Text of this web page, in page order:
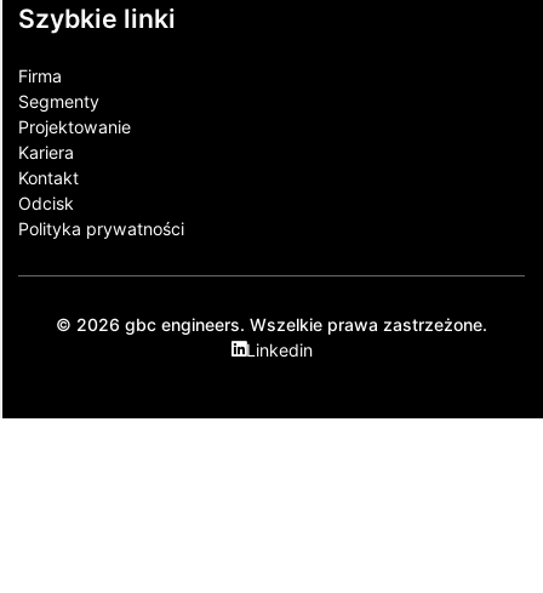
Szybkie linki
Firma
Segmenty
Projektowanie
Kariera
Kontakt​
Odcisk
Polityka prywatności
© 2026 gbc engineers. Wszelkie prawa zastrzeżone.
Linkedin